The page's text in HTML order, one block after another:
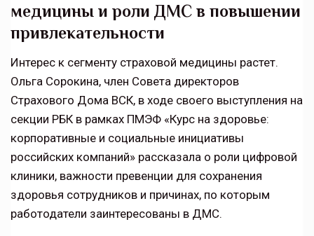
медицины и роли ДМС в повышении
привлекательности
Интерес к сегменту страховой медицины растет.
Ольга Сорокина, член Совета директоров
Страхового Дома ВСК, в ходе своего выступления на
секции РБК в рамках ПМЭФ «Курс на здоровье:
корпоративные и социальные инициативы
российских компаний» рассказала о роли цифровой
клиники, важности превенции для сохранения
здоровья сотрудников и причинах, по которым
работодатели заинтересованы в ДМС.